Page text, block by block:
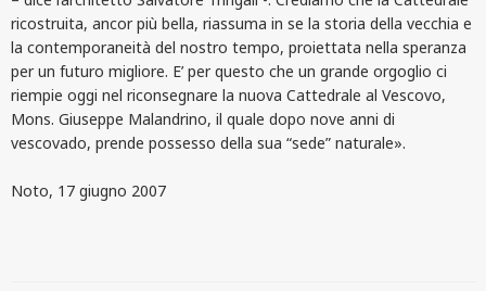
ricostruita, ancor più bella, riassuma in se la storia della vecchia e
la contemporaneità del nostro tempo, proiettata nella speranza
per un futuro migliore. E’ per questo che un grande orgoglio ci
riempie oggi nel riconsegnare la nuova Cattedrale al Vescovo,
Mons. Giuseppe Malandrino, il quale dopo nove anni di
vescovado, prende possesso della sua “sede” naturale».
Noto, 17 giugno 2007